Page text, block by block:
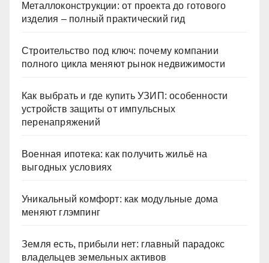
Металлоконструкции: от проекта до готового
изделия – полный практический гид
Строительство под ключ: почему компании
полного цикла меняют рынок недвижимости
Как выбрать и где купить УЗИП: особенности
устройств защиты от импульсных
перенапряжений
Военная ипотека: как получить жильё на
выгодных условиях
Уникальный комфорт: как модульные дома
меняют глэмпинг
Земля есть, прибыли нет: главный парадокс
владельцев земельных активов